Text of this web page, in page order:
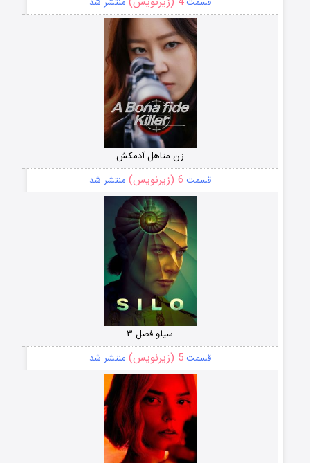
زن متاهل آدمکش
قسمت 6 (زیرنویس) منتشر شد
سیلو فصل ۳
قسمت5 (زیرنویس) منتشر شد